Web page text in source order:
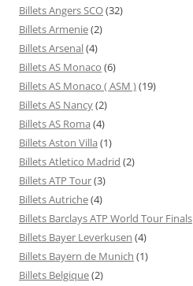
Billets Angers SCO(32)
Billets Armenie(2)
Billets Arsenal(4)
Billets AS Monaco (6)
Billets AS Monaco ( ASM )(19)
Billets AS Nancy(2)
Billets AS Roma (4)
Billets Aston Villa (1)
Billets Atletico Madrid (2)
Billets ATP Tour(3)
Billets Autriche(4)
Billets Barclays ATP World Tour Finals
Billets Bayer Leverkusen (4)
Billets Bayern de Munich (1)
Billets Belgique(2)